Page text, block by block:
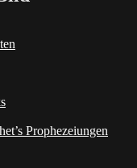
Prophezeiungen